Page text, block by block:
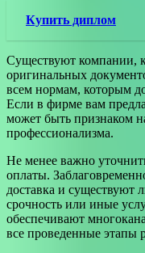
Купить диплом
Существуют компании,
оригинальных
всем нормам, которым
Если в фирме вам
может быть признаком
профессионализма.
Не менее важно
оплаты.
доставка и существуют
срочность или иные
обеспечивают
все проведенные этапы